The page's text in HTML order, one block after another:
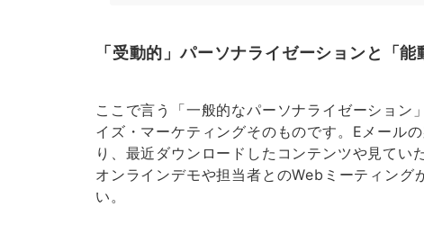
「受動的」パーソナライゼーションと「
ここで言う「一般的なパーソナライゼーション
イズ・マーケティングそのものです。Eメール
り、最近ダウンロードしたコンテンツや見てい
オンラインデモや担当者とのWebミーティング
い。